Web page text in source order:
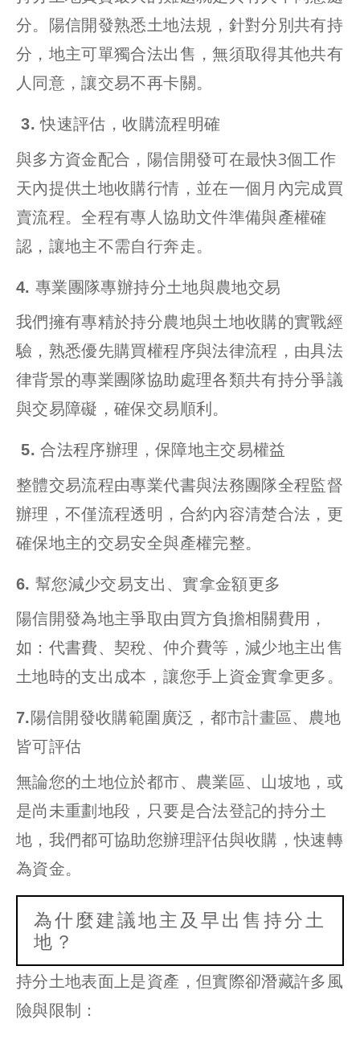
分。陽信開發熟悉土地法規，針對分別共有持
分，地主可單獨合法出售，無須取得其他共有
人同意，讓交易不再卡關。
3. 快速評估，收購流程明確
與多方資金配合，陽信開發可在最快3個工作
天內提供土地收購行情，並在一個月內完成買
賣流程。全程有專人協助文件準備與產權確
認，讓地主不需自行奔走。
4. 專業團隊專辦持分土地與農地交易
我們擁有專精於持分農地與土地收購的實戰經
驗，熟悉優先購買權程序與法律流程，由具法
律背景的專業團隊協助處理各類共有持分爭議
與交易障礙，確保交易順利。
5. 合法程序辦理，保障地主交易權益
整體交易流程由專業代書與法務團隊全程監督
辦理，不僅流程透明，合約內容清楚合法，更
確保地主的交易安全與產權完整。
6. 幫您減少交易支出、實拿金額更多
陽信開發為地主爭取由買方負擔相關費用，
如：代書費、契稅、仲介費等，減少地主出售
土地時的支出成本，讓您手上資金實拿更多。
7.陽信開發收購範圍廣泛，都市計畫區、農地
皆可評估
無論您的土地位於都市、農業區、山坡地，或
是尚未重劃地段，只要是合法登記的持分土
地，我們都可協助您辦理評估與收購，快速轉
為資金。
為什麼建議地主及早出售持分土
地？
持分土地表面上是資產，但實際卻潛藏許多風
險與限制：